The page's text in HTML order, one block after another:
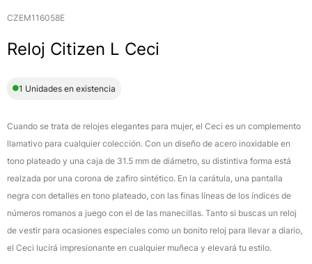
CZEM116058E
Reloj Citizen L Ceci
1 Unidades en existencia
Cuando se trata de relojes elegantes para mujer, el Ceci es un complemento
llamativo para cualquier colección. Con un diseño de acero inoxidable en
tono plateado y una caja de 31.5 mm de diámetro, su distintiva forma está
realzada por una corona de zafiro sintético. En la carátula, una pantalla
negra con detalles en tono plateado, con las finas líneas de los índices de
números romanos a juego con el de las manecillas. Tanto si buscas un reloj
de vestir para ocasiones especiales como un bonito reloj para llevar a diario,
el Ceci lucirá impresionante en cualquier muñeca y elevará tu estilo.